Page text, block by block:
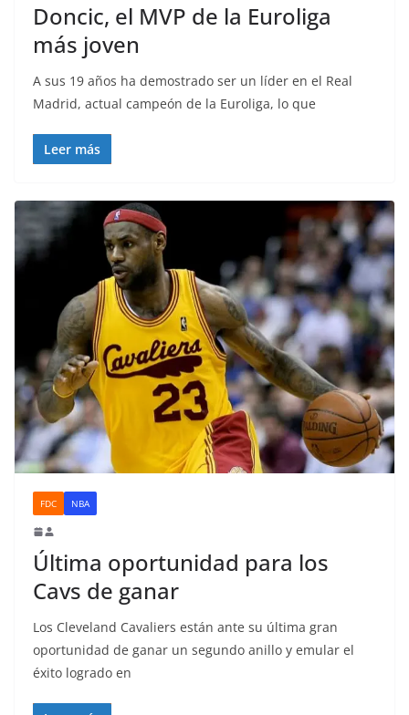
Doncic, el MVP de la Euroliga
más joven
A sus 19 años ha demostrado ser un líder en el Real
Madrid, actual campeón de la Euroliga, lo que
Leer más
FDC NBA
Última oportunidad para los
Cavs de ganar
Los Cleveland Cavaliers están ante su última gran
oportunidad de ganar un segundo anillo y emular el
éxito logrado en